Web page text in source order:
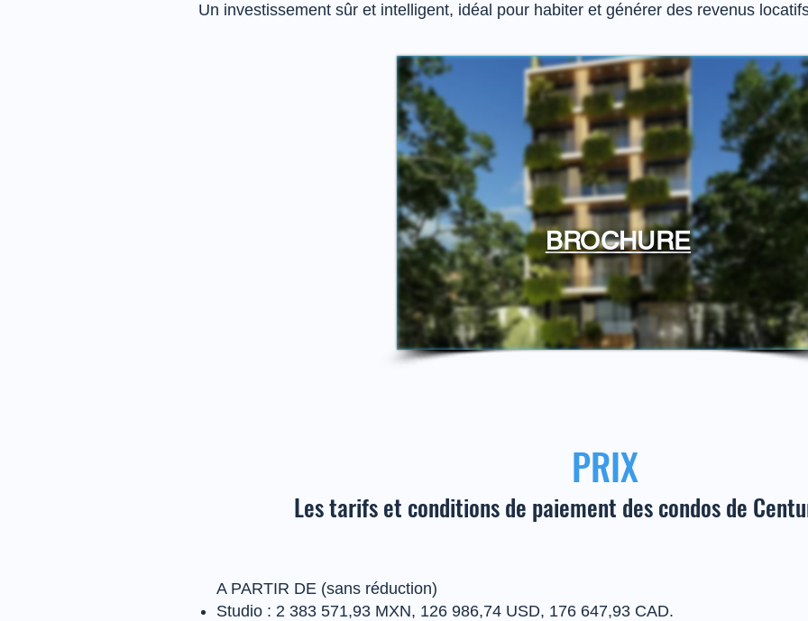
Un investissement sûr et intelligent, idéal pour habiter et générer des revenus
BROCHURE
PRIX
Les tarifs et conditions de paiement des condos de
A PARTIR DE (sans réduction)
Studio : 2 383 571,93 MXN, 126 986,74 USD, 176 647,93 CAD.